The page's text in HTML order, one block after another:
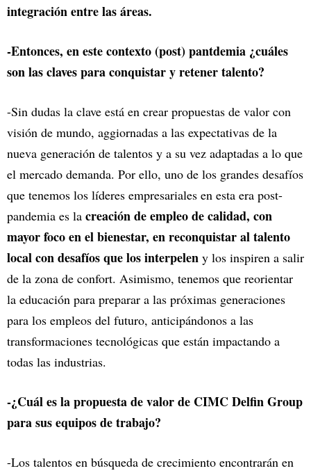
integración entre las áreas.
-Entonces, en este contexto (post) pantdemia ¿cuáles
son las claves para conquistar y retener talento?
-Sin dudas la clave está en crear propuestas de valor con
visión de mundo, aggiornadas a las expectativas de la
nueva generación de talentos y a su vez adaptadas a lo que
el mercado demanda. Por ello, uno de los grandes desafíos
que tenemos los líderes empresariales en esta era post-
pandemia es la creación de empleo de calidad, con
mayor foco en el bienestar, en reconquistar al talento
local con desafíos que los interpelen y los inspiren a salir
de la zona de confort. Asimismo, tenemos que reorientar
la educación para preparar a las próximas generaciones
para los empleos del futuro, anticipándonos a las
transformaciones tecnológicas que están impactando a
todas las industrias.
-¿Cuál es la propuesta de valor de CIMC Delfin Group
para sus equipos de trabajo?
-Los talentos en búsqueda de crecimiento encontrarán en